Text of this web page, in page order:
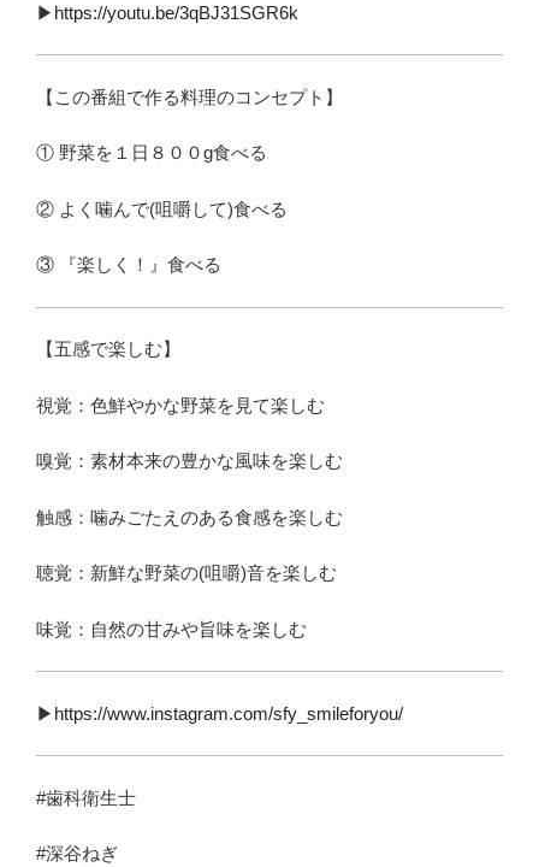
▶︎ https://youtu.be/3qBJ31SGR6k
【この番組で作る料理のコンセプト】
① 野菜を１日８００g食べる
② よく噛んで(咀嚼して)食べる
③ 『楽しく！』食べる
【五感で楽しむ】
視覚：色鮮やかな野菜を見て楽しむ
嗅覚：素材本来の豊かな風味を楽しむ
触感：噛みごたえのある食感を楽しむ
聴覚：新鮮な野菜の(咀嚼)音を楽しむ
味覚：自然の甘みや旨味を楽しむ
▶︎ https://www.instagram.com/sfy_smileforyou/
#歯科衛生士
#深谷ねぎ